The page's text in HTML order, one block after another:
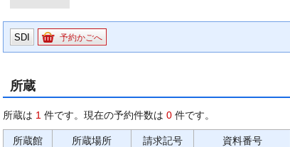
SDI 予約かごへ
所蔵
所蔵は 1 件です。現在の予約件数は 0 件です。
所蔵館 所蔵場所 請求記号 資料番号